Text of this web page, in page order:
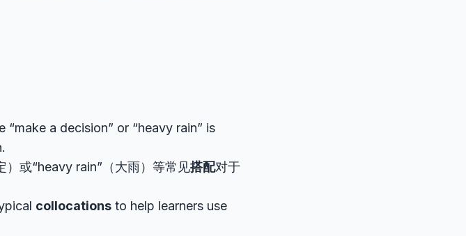
“make a decision” or “heavy rain” is
或“heavy rain”（大雨）等常见搭配对于
collocations to help learners use